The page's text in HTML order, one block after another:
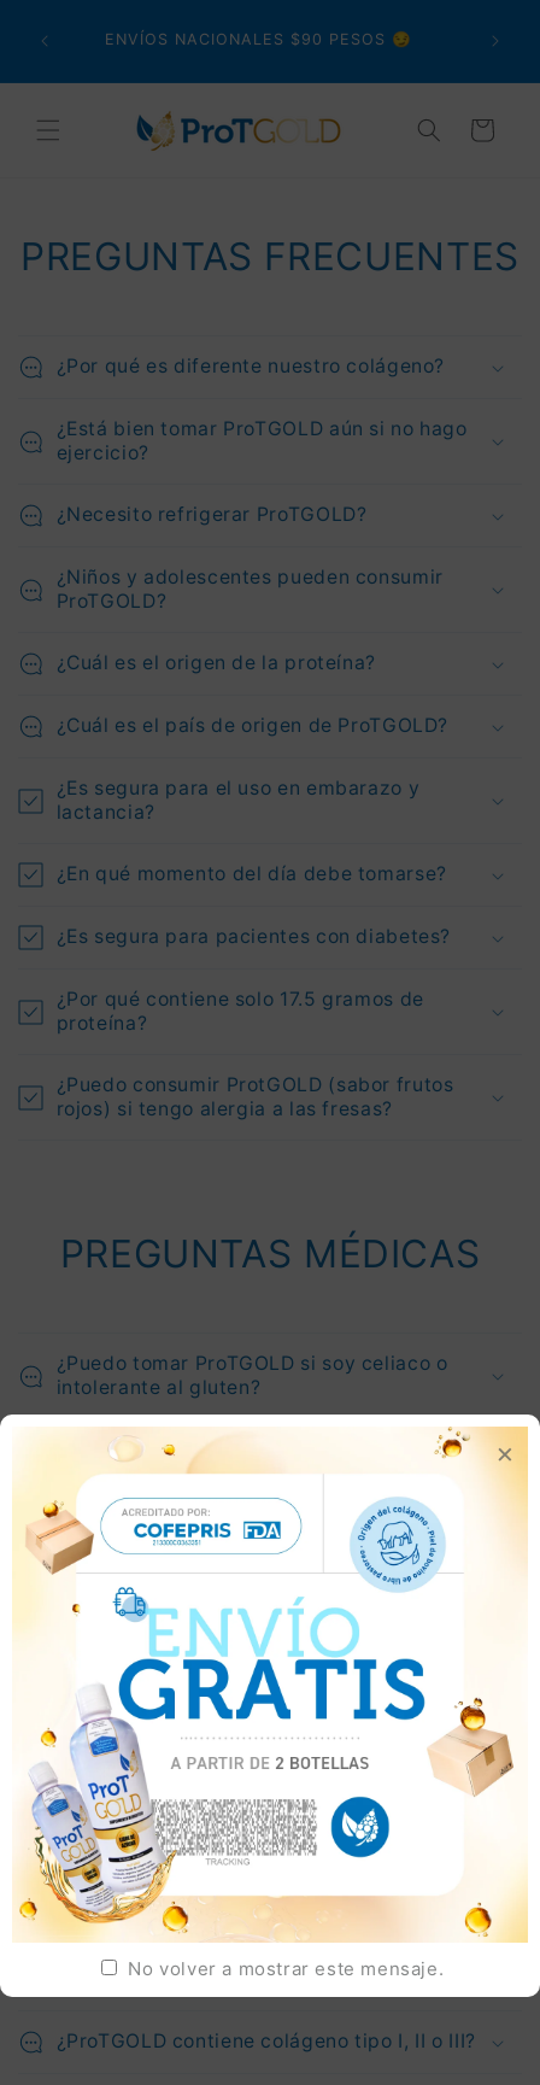
al contenido
×
No volver a mostrar este mensaje.
ENVÍOS NACIONALES $90 PESOS 😏
Carrito
PREGUNTAS FRECUENTES
¿Por qué es diferente nuestro colágeno?
¿Está bien tomar ProTGOLD aún si no hago
ejercicio?
¿Necesito refrigerar ProTGOLD?
¿Niños y adolescentes pueden consumir
ProTGOLD?
¿Cuál es el origen de la proteína?
¿Cuál es el país de origen de ProTGOLD?
¿Es segura para el uso en embarazo y
lactancia?
¿En qué momento del día debe tomarse?
¿Es segura para pacientes con diabetes?
¿Por qué contiene solo 17.5 gramos de
proteína?
¿Puedo consumir ProtGOLD (sabor frutos
rojos) si tengo alergia a las fresas?
PREGUNTAS MÉDICAS
¿Puedo tomar ProTGOLD si soy celiaco o
intolerante al gluten?
¿Puedo tomar ProTGOLD si tengo diabetes?
¿Usa edulcorantes artificiales?
¿Puedo tomar ProTGOLD si tengo IBD
(enfermedad de Crohn)?
¿Puedo usar ProTGOLD para diálisis??
¿Es segura para pacientes hipertensos?
CIENCIA
¿Qué es el colágeno nano hidrolizado?
¿ProTGOLD contiene colágeno tipo I, II o III?